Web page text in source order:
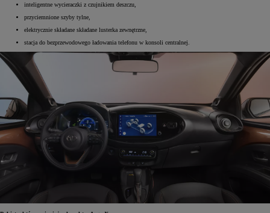
inteligentne wycieraczki z czujnikiem deszczu,
przyciemnione szyby tylne,
elektrycznie składane składane lusterka zewnętrzne,
stacja do bezprzewodowego ładowania telefonu w konsoli centralnej.